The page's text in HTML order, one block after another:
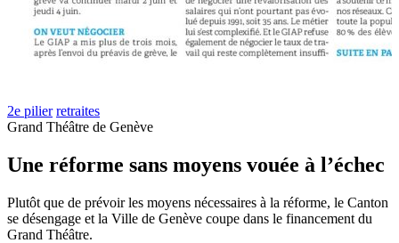
2e pilier retraites
Grand Théâtre de Genève
Une réforme sans moyens vouée à l’échec
Plutôt que de prévoir les moyens nécessaires à la réforme, le Canton
se désengage et la Ville de Genève coupe dans le financement du
Grand Théâtre.